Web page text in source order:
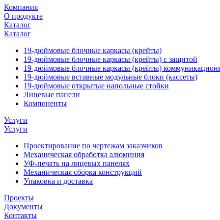
Компания
О продукте
Каталог
Каталог
19-дюймовые блочные каркасы (крейты)
19-дюймовые блочные каркасы (крейты) с защитой
19-дюймовые блочные каркасы (крейты)
19-дюймовые вставные модульные блоки (кассеты)
19-дюймовые открытые напольные стойки
Лицевые панели
Компоненты
Услуги
Услуги
Проектирование по чертежам заказчиков
Механическая обработка алюминия
УФ-печать на лицевых панелях
Механическая сборка конструкций
Упаковка и доставка
Проекты
Документы
Контакты